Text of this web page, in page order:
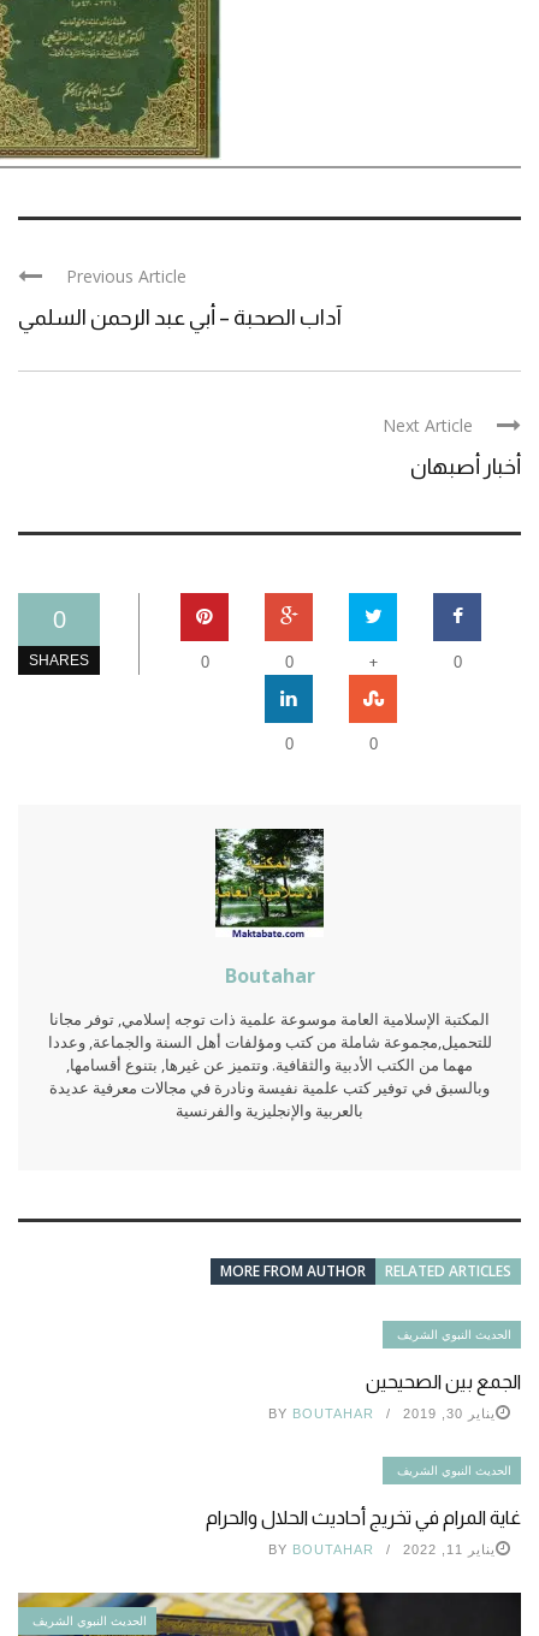
Previous Article
آداب الصحبة – أبي عبد الرحمن السلمي
Next Article
أخبار أصبهان
0
SHARES 0
+
0
0
0
0
Boutahar
المكتبة الإسلامية العامة موسوعة علمية ذات توجه إسلامي, توفر مجانا
للتحميل,مجموعة شاملة من كتب ومؤلفات أهل السنة والجماعة, وعددا
مهما من الكتب الأدبية والثقافية. وتتميز عن غيرها, بتنوع أقسامها,
وبالسبق في توفير كتب علمية نفيسة ونادرة في مجالات معرفية عديدة
بالعربية والإنجليزية والفرنسية
RELATED ARTICLES
MORE FROM AUTHOR
الحديث النبوي الشريف
الجمع بين الصحيحين
يناير 30, 2019 BY BOUTAHAR
الحديث النبوي الشريف
غاية المرام في تخريج أحاديث الحلال والحرام
يناير 11, 2022 BY BOUTAHAR
الحديث النبوي الشريف